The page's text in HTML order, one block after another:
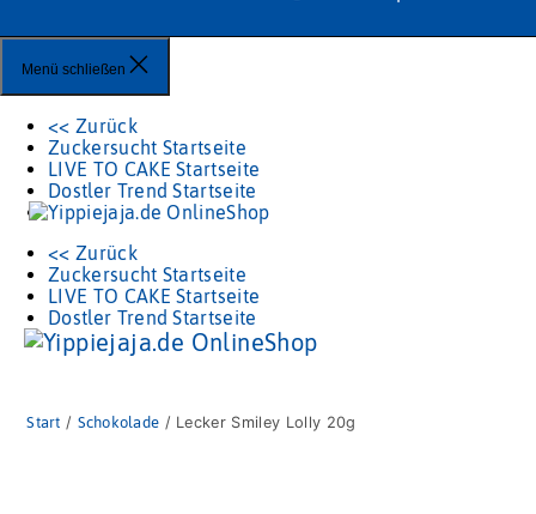
Menü schließen
<< Zurück
Zuckersucht Startseite
LIVE TO CAKE Startseite
Dostler Trend Startseite
<< Zurück
Zuckersucht Startseite
LIVE TO CAKE Startseite
Dostler Trend Startseite
Start / Schokolade / Lecker Smiley Lolly 20g